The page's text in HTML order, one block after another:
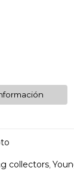
collectors,